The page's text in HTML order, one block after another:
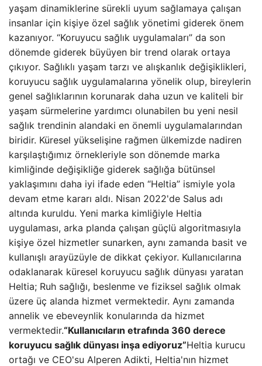
yaşam dinamiklerine sürekli uyum sağlamaya çalışan
insanlar için kişiye özel sağlık yönetimi giderek önem
kazanıyor. “Koruyucu sağlık uygulamaları” da son
dönemde giderek büyüyen bir trend olarak ortaya
çıkıyor. Sağlıklı yaşam tarzı ve alışkanlık değişiklikleri,
koruyucu sağlık uygulamalarına yönelik olup, bireylerin
genel sağlıklarının korunarak daha uzun ve kaliteli bir
yaşam sürmelerine yardımcı olunabilen bu yeni nesil
sağlık trendinin alandaki en önemli uygulamalarından
biridir. Küresel yükselişine rağmen ülkemizde nadiren
karşılaştığımız örnekleriyle son dönemde marka
kimliğinde değişikliğe giderek sağlığa bütünsel
yaklaşımını daha iyi ifade eden “Heltia” ismiyle yola
devam etme kararı aldı. Nisan 2022'de Salus adı
altında kuruldu. Yeni marka kimliğiyle Heltia
uygulaması, arka planda çalışan güçlü algoritmasıyla
kişiye özel hizmetler sunarken, aynı zamanda basit ve
kullanışlı arayüzüyle de dikkat çekiyor. Kullanıcılarına
odaklanarak küresel koruyucu sağlık dünyası yaratan
Heltia; Ruh sağlığı, beslenme ve fiziksel sağlık olmak
üzere üç alanda hizmet vermektedir. Aynı zamanda
annelik ve ebeveynlik konularında da hizmet
vermektedir.“Kullanıcıların etrafında 360 derece
koruyucu sağlık dünyası inşa ediyoruz”Heltia kurucu
ortağı ve CEO'su Alperen Adikti, Heltia'nın hizmet